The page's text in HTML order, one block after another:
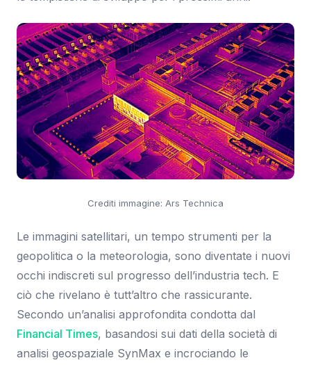
Crediti immagine: Ars Technica
Le immagini satellitari, un tempo strumenti per la
geopolitica o la meteorologia, sono diventate i nuovi
occhi indiscreti sul progresso dell’industria tech. E
ciò che rivelano è tutt’altro che rassicurante.
Secondo un’analisi approfondita condotta dal
Financial Times, basandosi sui dati della società di
analisi geospaziale SynMax e incrociando le